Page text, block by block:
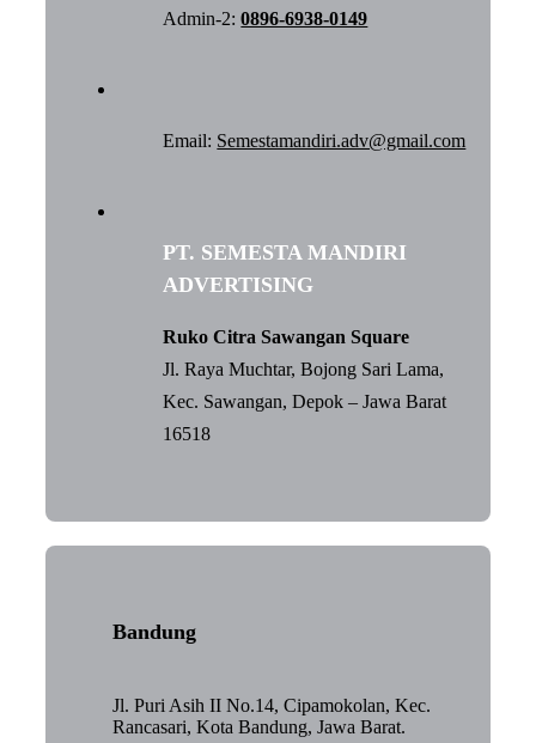
Admin-2:0896-6938-0149
Email: Semestamandiri.adv@gmail.com
PT. SEMESTA MANDIRI
ADVERTISING
Ruko Citra Sawangan Square
Jl. Raya Muchtar, Bojong Sari Lama,
Kec. Sawangan, Depok – Jawa Barat
16518
Bandung
Jl. Puri Asih II No.14, Cipamokolan, Kec.
Rancasari, Kota Bandung, Jawa Barat.